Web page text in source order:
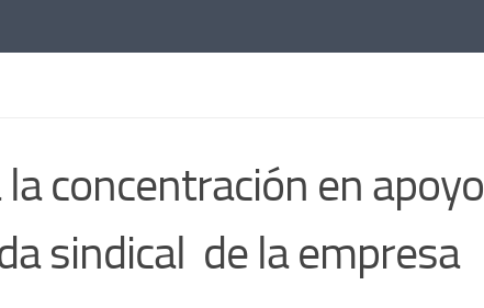
concentración en apoyo
sindical de la empresa